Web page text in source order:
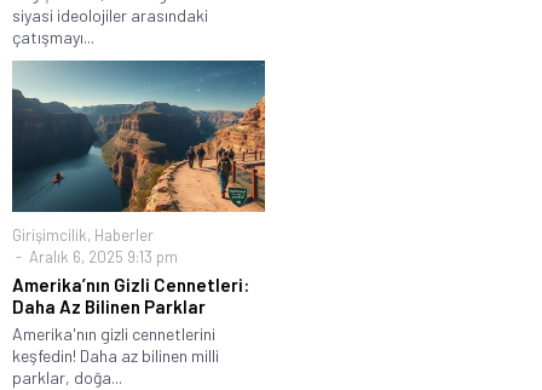
siyasi ideolojiler arasındaki
çatışmayı...
Girişimcilik, Haberler
Aralık 6, 2025 9:13 pm
Amerika’nın Gizli Cennetleri:
Daha Az Bilinen Parklar
Amerika'nın gizli cennetlerini
keşfedin! Daha az bilinen milli
parklar, doğa...